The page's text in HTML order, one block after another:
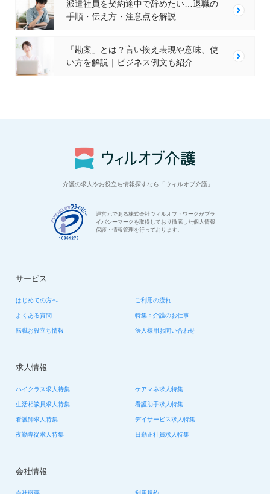
派遣社員を契約途中で辞めたい…退職の
手順・伝え方・注意点を解説
「勘案」とは？言い換え表現や意味、使
い方を解説｜ビジネス例文も紹介
介護の求人やお役立ち情報探すなら「ウィルオブ介護」
運営元である株式会社ウィルオブ・ワークがプラ
イバシーマークを取得しており徹底した個人情報
保護・情報管理を行っております。
サービス
はじめての方へ ご利用の流れ
よくある質問 特集：介護のお仕事
転職お役立ち情報 法人様用お問い合わせ
求人情報
ハイクラス求人特集 ケアマネ求人特集
生活相談員求人特集 看護助手求人特集
看護師求人特集 デイサービス求人特集
夜勤専従求人特集 日勤正社員求人特集
会社情報